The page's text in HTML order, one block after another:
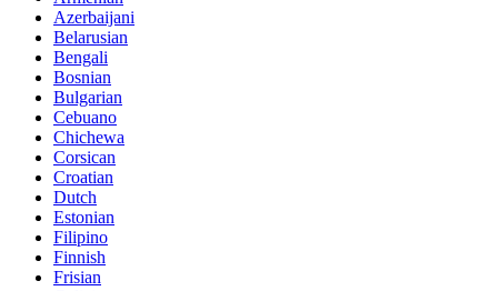
Azerbaijani
Belarusian
Bengali
Bosnian
Bulgarian
Cebuano
Chichewa
Corsican
Croatian
Dutch
Estonian
Filipino
Finnish
Frisian